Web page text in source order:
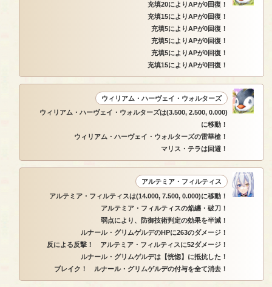
充填20によりAPが0回復！
充填15によりAPが0回復！
充填5によりAPが0回復！
充填5によりAPが0回復！
充填5によりAPが0回復！
充填15によりAPが0回復！
ウィリアム・ハーヴェイ・ウォルターズ
ウィリアム・ハーヴェイ・ウォルターズは(3.500, 2.500, 0.000)
に移動！
ウィリアム・ハーヴェイ・ウォルターズの雷華槍！
マリス・テラは回避！
アルテミア・フィルティス
アルテミア・フィルティスは(14.000, 7.500, 0.000)に移動！
アルテミア・フィルティスの焔纏・破刀！
弱点により、防御技術判定の効果を半減！
ルナール・グリムゲルデのHPに263のダメージ！
反による反撃！ アルテミア・フィルティスに52ダメージ！
ルナール・グリムゲルデは【恍惚】に抵抗した！
ブレイク！ ルナール・グリムゲルデの付与を全て消去！